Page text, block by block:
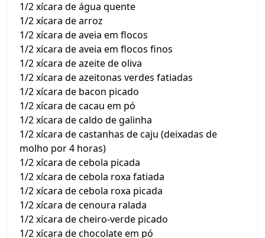
1/2 xícara de água quente
1/2 xícara de arroz
1/2 xícara de aveia em flocos
1/2 xícara de aveia em flocos finos
1/2 xícara de azeite de oliva
1/2 xícara de azeitonas verdes fatiadas
1/2 xícara de bacon picado
1/2 xícara de cacau em pó
1/2 xícara de caldo de galinha
1/2 xícara de castanhas de caju (deixadas de
molho por 4 horas)
1/2 xícara de cebola picada
1/2 xícara de cebola roxa fatiada
1/2 xícara de cebola roxa picada
1/2 xícara de cenoura ralada
1/2 xícara de cheiro-verde picado
1/2 xícara de chocolate em pó